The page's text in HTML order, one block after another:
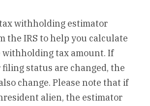
withholding estimator
the IRS to help you calculate
withholding tax amount. If
filing status are changed, the
change. Please note that if
alien, the estimator